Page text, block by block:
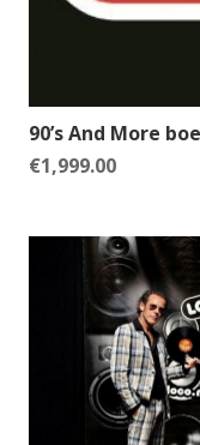
90’s And More
€1,999.00